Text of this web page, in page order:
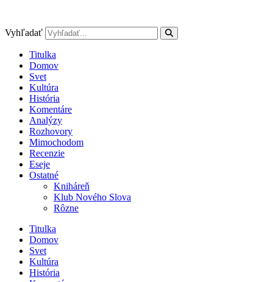
obsah
Vyhľadať
Titulka
Domov
Svet
Kultúra
História
Komentáre
Analýzy
Rozhovory
Mimochodom
Recenzie
Eseje
Ostatné
Kniháreň
Klub Nového Slova
Rôzne
Titulka
Domov
Svet
Kultúra
História